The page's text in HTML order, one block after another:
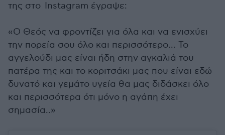
της στο Instagram έγραψε:
«Ο Θεός να φροντίζει για όλα και να ενισχύει
την πορεία σου όλο και περισσότερο... Το
αγγελούδι μας είναι ήδη στην αγκαλιά του
πατέρα της και το κοριτσάκι μας που είναι εδώ
δυνατό και γεμάτο υγεία θα μας διδάσκει όλο
και περισσότερα ότι μόνο η αγάπη έχει
σημασία..»